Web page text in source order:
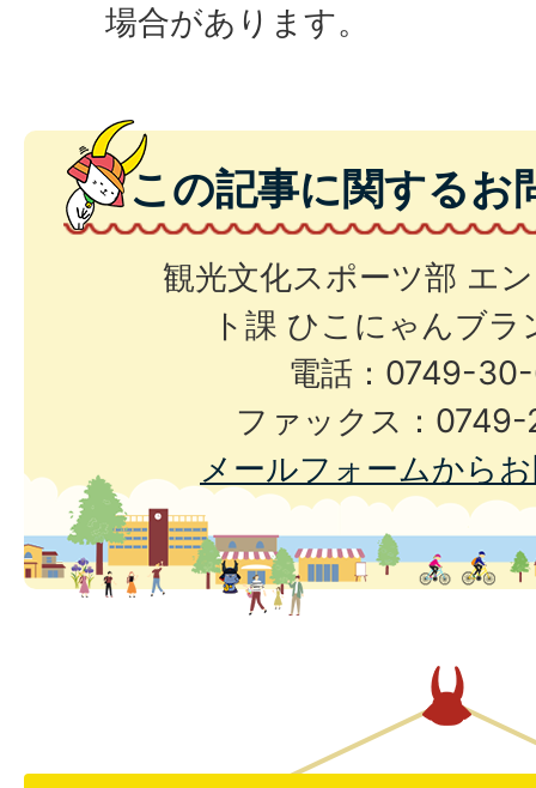
場合があります。
この記事に関するお
観光文化スポーツ部 エ
ト課 ひこにゃんブラ
電話：0749-
ファックス：
メールフォームから